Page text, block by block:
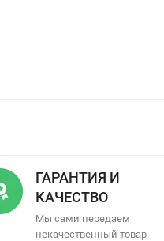
ГАРАНТИЯ И
КАЧЕСТВО
Мы сами передаем
некачественный товар